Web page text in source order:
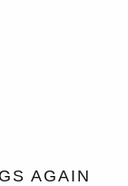
AGAIN